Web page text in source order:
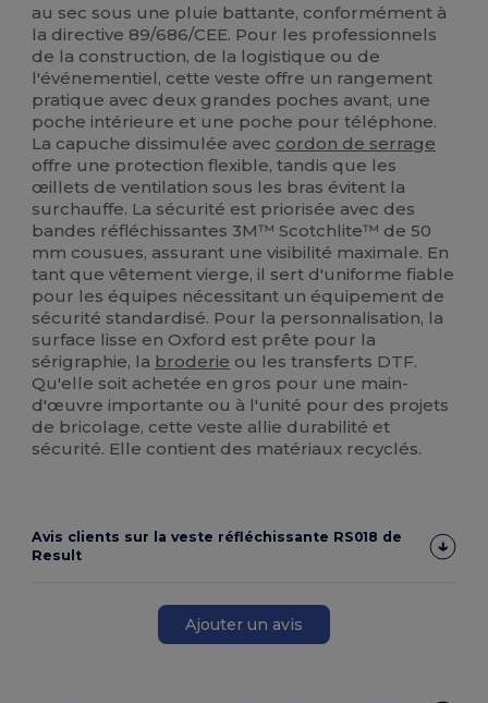
au sec sous une pluie battante, conformément à
la directive 89/686/CEE. Pour les professionnels
de la construction, de la logistique ou de
l'événementiel, cette veste offre un rangement
pratique avec deux grandes poches avant, une
poche intérieure et une poche pour téléphone.
La capuche dissimulée avec cordon de serrage
offre une protection flexible, tandis que les
œillets de ventilation sous les bras évitent la
surchauffe. La sécurité est priorisée avec des
bandes réfléchissantes 3M™ Scotchlite™ de 50
mm cousues, assurant une visibilité maximale. En
tant que vêtement vierge, il sert d'uniforme fiable
pour les équipes nécessitant un équipement de
sécurité standardisé. Pour la personnalisation, la
surface lisse en Oxford est prête pour la
sérigraphie, la broderie ou les transferts DTF.
Qu'elle soit achetée en gros pour une main-
d'œuvre importante ou à l'unité pour des projets
de bricolage, cette veste allie durabilité et
sécurité. Elle contient des matériaux recyclés.
Avis clients sur la veste réfléchissante RS018 de
Result
Ajouter un avis